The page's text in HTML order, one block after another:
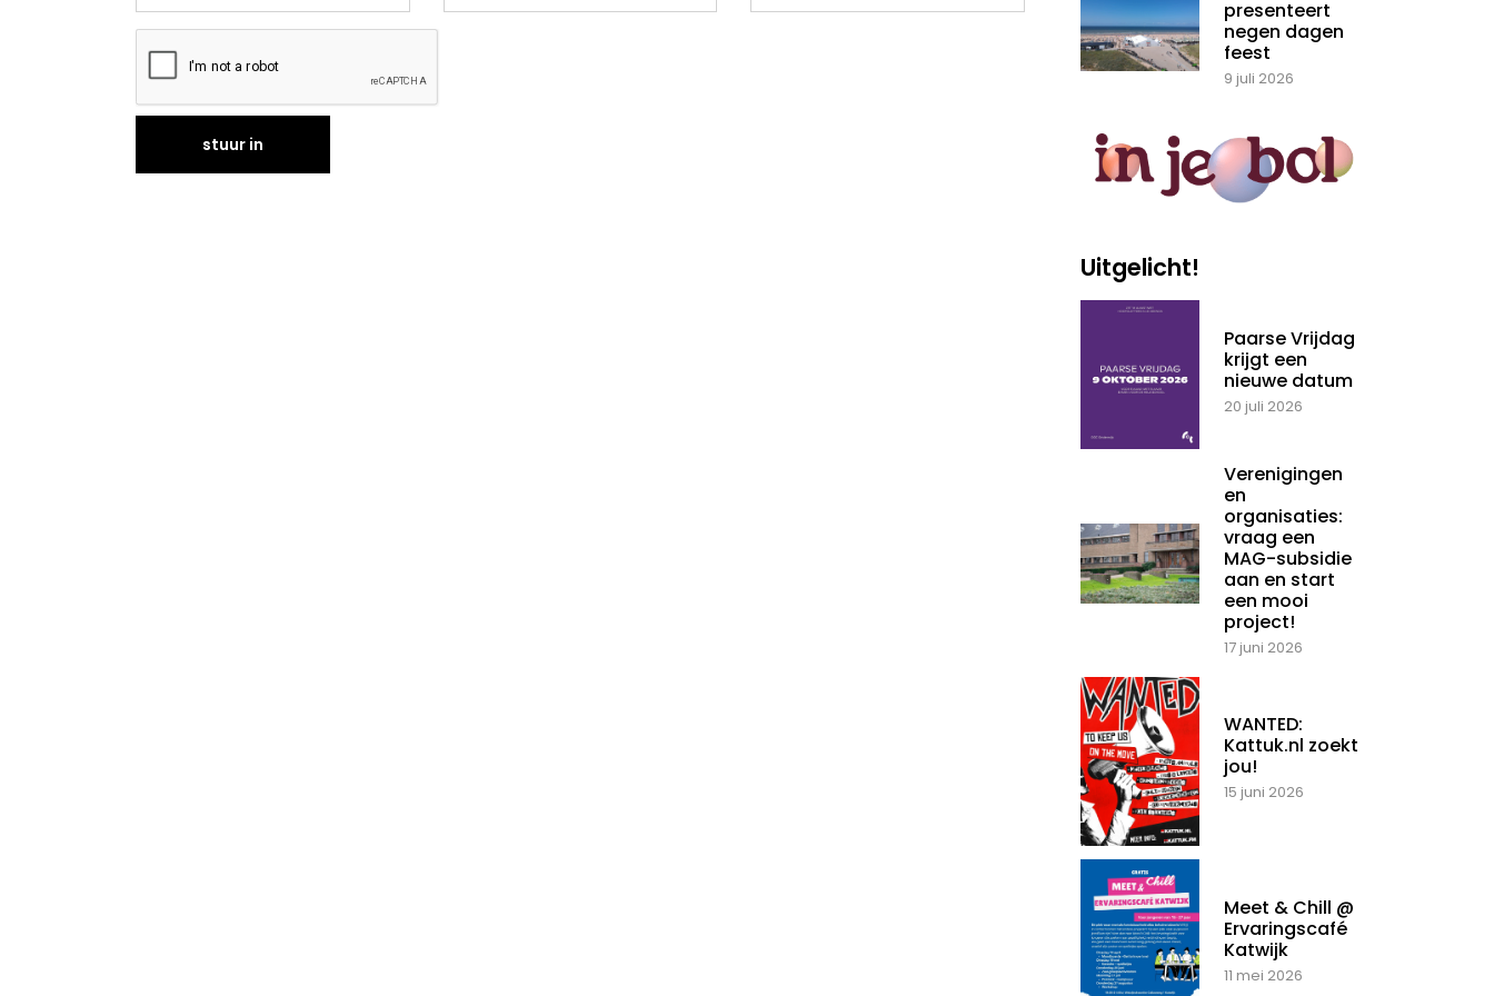
presenteert
negen dagen
feest
9 juli 2026
Uitgelicht!
Paarse Vrijdag
krijgt een
nieuwe datum
20 juli 2026
Verenigingen
en
organisaties:
vraag een
MAG-subsidie
aan en start
een mooi
project!
17 juni 2026
WANTED:
Kattuk.nl zoekt
jou!
15 juni 2026
Meet & Chill @
Ervaringscafé
Katwijk
11 mei 2026